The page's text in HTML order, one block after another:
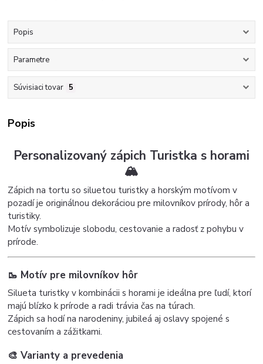
Popis
Parametre
Súvisiaci tovar 5
Popis
Personalizovaný zápich Turistka s horami
🏔️
Zápich na tortu so siluetou turistky a horským motívom v
pozadí je originálnou dekoráciou pre milovníkov prírody, hôr a
turistiky.
Motív symbolizuje slobodu, cestovanie a radosť z pohybu v
prírode.
🥾 Motív pre milovníkov hôr
Silueta turistky v kombinácii s horami je ideálna pre ľudí, ktorí
majú blízko k prírode a radi trávia čas na túrach.
Zápich sa hodí na narodeniny, jubileá aj oslavy spojené s
cestovaním a zážitkami.
🎨 Varianty a prevedenia